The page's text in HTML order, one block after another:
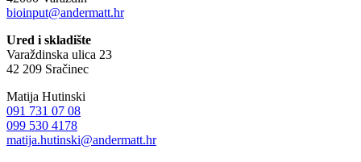
bioinput@andermatt.hr
Ured i skladište
Varaždinska ulica 23
42 209 Sračinec
Matija Hutinski
091 731 07 08
099 530 4178
matija.hutinski@andermatt.hr